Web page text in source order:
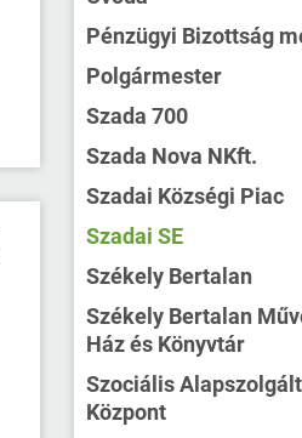
Pénzügyi Bizottság
Polgármester
Szada 700
Szada Nova NKft.
Szadai Községi Piac
Szadai SE
Székely Bertalan
Székely Bertalan
Ház és Könyvtár
Szociális
Központ